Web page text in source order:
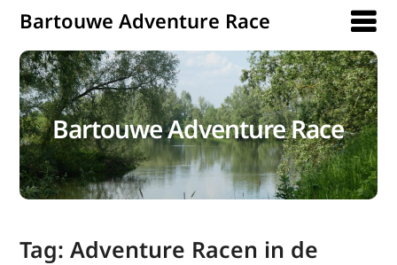
Bartouwe Adventure Race
Bartouwe Adventure Race
Tag:Adventure Racen in de